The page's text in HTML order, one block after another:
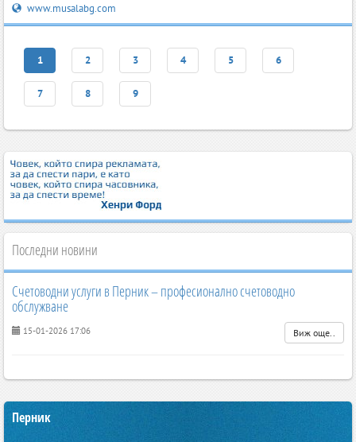
www.musalabg.com
1 2 3 4 5 6
7 8 9
Последни новини
Счетоводни услуги в Перник – професионално счетоводно
обслужване
15-01-2026 17:06 Виж още..
Перник